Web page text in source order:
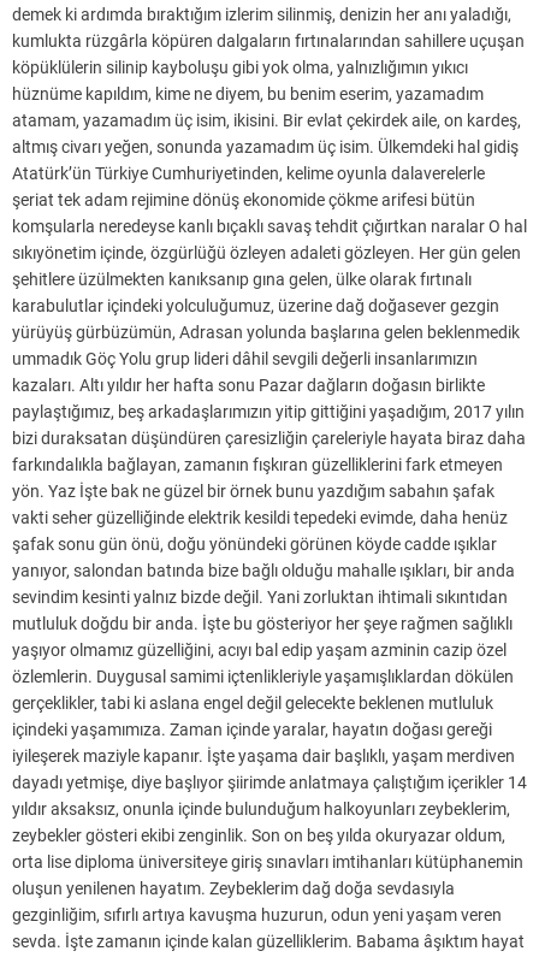
demek ki ardımda bıraktığım izlerim silinmiş, denizin her anı yaladığı,
kumlukta rüzgârla köpüren dalgaların fırtınalarından sahillere uçuşan
köpüklülerin silinip kayboluşu gibi yok olma, yalnızlığımın yıkıcı
hüznüme kapıldım, kime ne diyem, bu benim eserim, yazamadım
atamam, yazamadım üç isim, ikisini. Bir evlat çekirdek aile, on kardeş,
altmış civarı yeğen, sonunda yazamadım üç isim. Ülkemdeki hal gidiş
Atatürk’ün Türkiye Cumhuriyetinden, kelime oyunla dalaverelerle
şeriat tek adam rejimine dönüş ekonomide çökme arifesi bütün
komşularla neredeyse kanlı bıçaklı savaş tehdit çığırtkan naralar O hal
sıkıyönetim içinde, özgürlüğü özleyen adaleti gözleyen. Her gün gelen
şehitlere üzülmekten kanıksanıp gına gelen, ülke olarak fırtınalı
karabulutlar içindeki yolculuğumuz, üzerine dağ doğasever gezgin
yürüyüş gürbüzümün, Adrasan yolunda başlarına gelen beklenmedik
ummadık Göç Yolu grup lideri dâhil sevgili değerli insanlarımızın
kazaları. Altı yıldır her hafta sonu Pazar dağların doğasın birlikte
paylaştığımız, beş arkadaşlarımızın yitip gittiğini yaşadığım, 2017 yılın
bizi duraksatan düşündüren çaresizliğin çareleriyle hayata biraz daha
farkındalıkla bağlayan, zamanın fışkıran güzelliklerini fark etmeyen
yön. Yaz İşte bak ne güzel bir örnek bunu yazdığım sabahın şafak
vakti seher güzelliğinde elektrik kesildi tepedeki evimde, daha henüz
şafak sonu gün önü, doğu yönündeki görünen köyde cadde ışıklar
yanıyor, salondan batında bize bağlı olduğu mahalle ışıkları, bir anda
sevindim kesinti yalnız bizde değil. Yani zorluktan ihtimali sıkıntıdan
mutluluk doğdu bir anda. İşte bu gösteriyor her şeye rağmen sağlıklı
yaşıyor olmamız güzelliğini, acıyı bal edip yaşam azminin cazip özel
özlemlerin. Duygusal samimi içtenlikleriyle yaşamışlıklardan dökülen
gerçeklikler, tabi ki aslana engel değil gelecekte beklenen mutluluk
içindeki yaşamımıza. Zaman içinde yaralar, hayatın doğası gereği
iyileşerek maziyle kapanır. İşte yaşama dair başlıklı, yaşam merdiven
dayadı yetmişe, diye başlıyor şiirimde anlatmaya çalıştığım içerikler 14
yıldır aksaksız, onunla içinde bulunduğum halkoyunları zeybeklerim,
zeybekler gösteri ekibi zenginlik. Son on beş yılda okuryazar oldum,
orta lise diploma üniversiteye giriş sınavları imtihanları kütüphanemin
oluşun yenilenen hayatım. Zeybeklerim dağ doğa sevdasıyla
gezginliğim, sıfırlı artıya kavuşma huzurun, odun yeni yaşam veren
sevda. İşte zamanın içinde kalan güzelliklerim. Babama âşıktım hayat